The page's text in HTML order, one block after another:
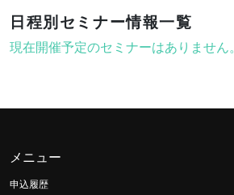
日程別セミナー情報一覧
現在開催予定のセミナーはありません。
メニュー
申込履歴